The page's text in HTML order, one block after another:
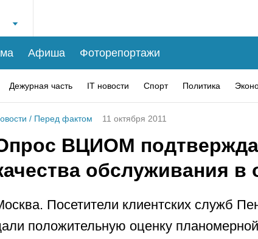
Афиша Фоторепортажи
Дежурная часть IT новости Спорт Политика
/ Перед фактом 11 октября 2011
ВЦИОМ
обслуживания
Посетители клиентских служб
положительную оценку